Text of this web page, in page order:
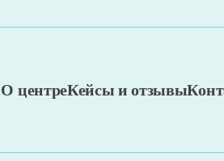
О центреКейсы и отзывы